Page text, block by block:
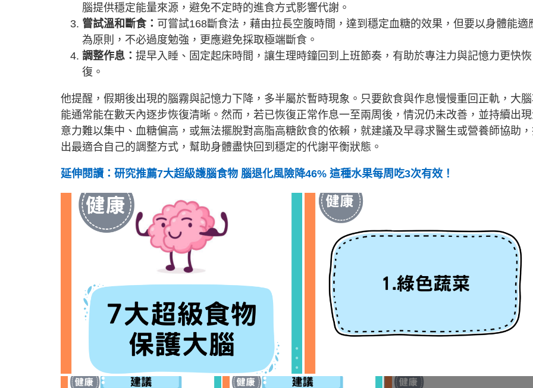
腦提供穩定能量來源，避免不定時的進食方式影響代謝。
嘗試溫和斷食： 可嘗試168斷食法，藉由拉長空腹時間，達到穩定血糖的效果，但要以身體能適
為原則，不必過度勉強，更應避免採取極端斷食。
調整作息： 提早入睡、固定起床時間，讓生理時鐘回到上班節奏，有助於專注力與記憶力更快恢
復。
他提醒，假期後出現的腦霧與記憶力下降，多半屬於暫時現象。只要飲食與作息慢慢重回正軌，大
能通常能在數天內逐步恢復清晰。然而，若已恢復正常作息一至兩周後，情況仍未改善，並持續出
意力難以集中、血糖偏高，或無法擺脫對高脂高糖飲食的依賴，就建議及早尋求醫生或營養師協助
出最適合自己的調整方式，幫助身體盡快回到穩定的代謝平衡狀態。
延伸閱讀：研究推薦7大超級護腦食物 腦退化風險降46% 這種水果每周吃3次有效！